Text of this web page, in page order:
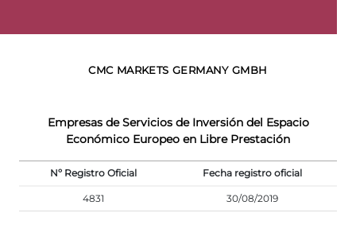
CMC MARKETS GERMANY GMBH
Empresas de Servicios de Inversión del Espacio
Económico Europeo en Libre Prestación
Nº Registro Oficial Fecha registro oficial
4831 30/08/2019